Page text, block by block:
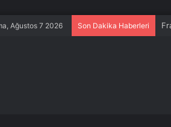
Ağustos 7 2026 Son Dakika Haberleri